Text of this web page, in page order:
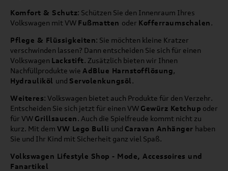
Komfort & Schutz: Schützen Sie den Innenraum Ihres
Volkswagen mit VW Fußmatten oder Kofferraumschalen.
Pflege & Flüssigkeiten: Sie möchten kleine Kratzer
verschwinden lassen? Dann entscheiden Sie sich für einen
Volkswagen Lackstift. Zusätzlich bieten wir Ihnen
Nachfüllprodukte wie AdBlue Harnstofflösung,
Hydrauliköl und Servolenkungsöl.
Weiteres: Volkswagen bietet auch Produkte für den Verzehr.
Entscheiden Sie sich jetzt für einen VW Gewürz Ketchup oder
für VW Grillsaucen. Auch die Spielfreude kommt nicht zu
kurz. Mit dem VW Lego Bulli und Caravan Anhänger haben
Sie und Ihr Kind mit Sicherheit ganz viel Spaß.
Volkswagen Lifestyle Shop - Mode, Accessoires und
Fanartikel